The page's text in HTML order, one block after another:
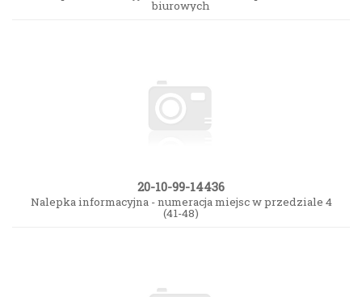
biurowych
20-10-99-14436
Nalepka informacyjna - numeracja miejsc w przedziale 4
(41-48)